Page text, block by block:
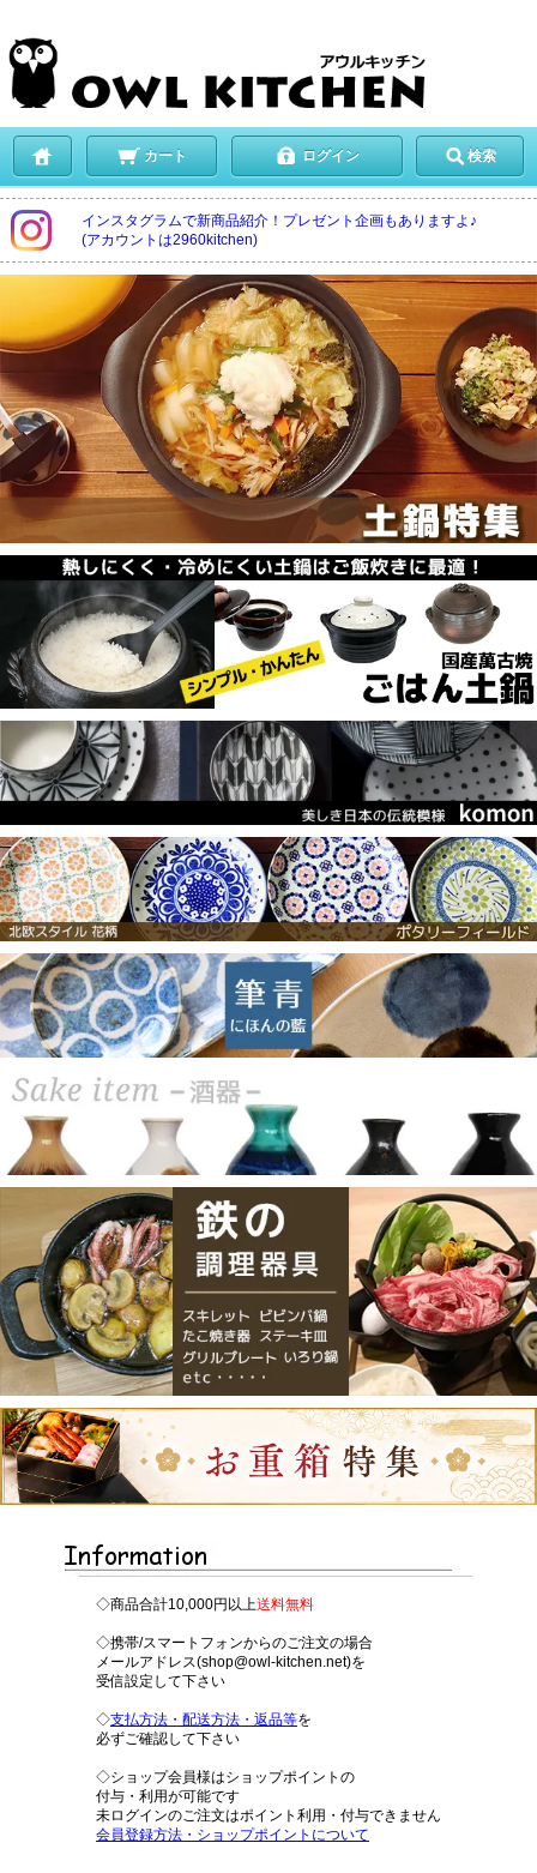
カート ログイン 検索
インスタグラムで新商品紹介！プレゼント企画もありますよ♪
(アカウントは2960kitchen)
◇商品合計10,000円以上送料無料
◇携帯/スマートフォンからのご注文の場合
メールアドレス(shop@owl-kitchen.net)を
受信設定して下さい
◇支払方法・配送方法・返品等を
必ずご確認して下さい
◇ショップ会員様はショップポイントの
付与・利用が可能です
未ログインのご注文はポイント利用・付与できません
会員登録方法・ショップポイントについて